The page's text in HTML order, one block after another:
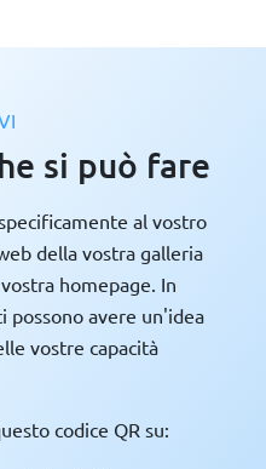
si può fare
al vostro
della vostra galleria
homepage. In
possono avere un'idea
vostre capacità
codice QR su: